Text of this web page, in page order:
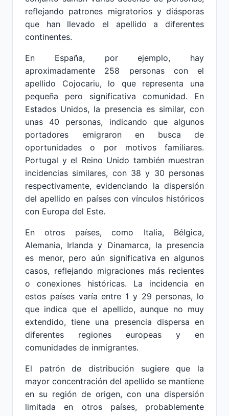
reflejando patrones migratorios y diásporas
que han llevado el apellido a diferentes
continentes.
En España, por ejemplo, hay
aproximadamente 258 personas con el
apellido Cojocariu, lo que representa una
pequeña pero significativa comunidad. En
Estados Unidos, la presencia es similar, con
unas 40 personas, indicando que algunos
portadores emigraron en busca de
oportunidades o por motivos familiares.
Portugal y el Reino Unido también muestran
incidencias similares, con 38 y 30 personas
respectivamente, evidenciando la dispersión
del apellido en países con vínculos históricos
con Europa del Este.
En otros países, como Italia, Bélgica,
Alemania, Irlanda y Dinamarca, la presencia
es menor, pero aún significativa en algunos
casos, reflejando migraciones más recientes
o conexiones históricas. La incidencia en
estos países varía entre 1 y 29 personas, lo
que indica que el apellido, aunque no muy
extendido, tiene una presencia dispersa en
diferentes regiones europeas y en
comunidades de inmigrantes.
El patrón de distribución sugiere que la
mayor concentración del apellido se mantiene
en su región de origen, con una dispersión
limitada en otros países, probablemente